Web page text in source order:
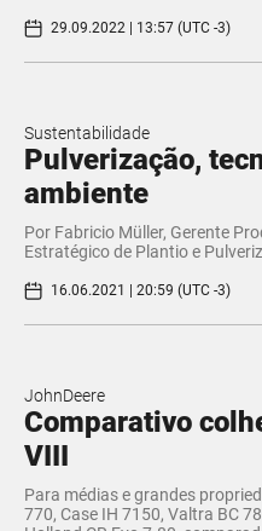
29.09.2022 | 13:57 (UTC -3)
Sustentabilidade
Pulverização,
ambiente
Por Fabricio Müller, Gerente
Estratégico de Plantio e
16.06.2021 | 20:59 (UTC -3)
JohnDeere
Comparativo
VIII
Para médias e grandes
770, Case IH 7150, Valtra BC